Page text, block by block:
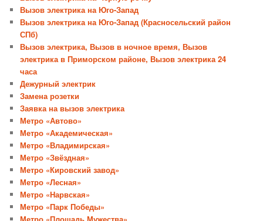
Вызов электрика на Юго-Запад
Вызов электрика на Юго-Запад (Красносельский район
СПб)
Вызов электрика, Вызов в ночное время, Вызов
электрика в Приморском районе, Вызов электрика 24
часа
Дежурный электрик
Замена розетки
Заявка на вызов электрика
Метро «Автово»
Метро «Академическая»
Метро «Владимирская»
Метро «Звёздная»
Метро «Кировский завод»
Метро «Лесная»
Метро «Нарвская»
Метро «Парк Победы»